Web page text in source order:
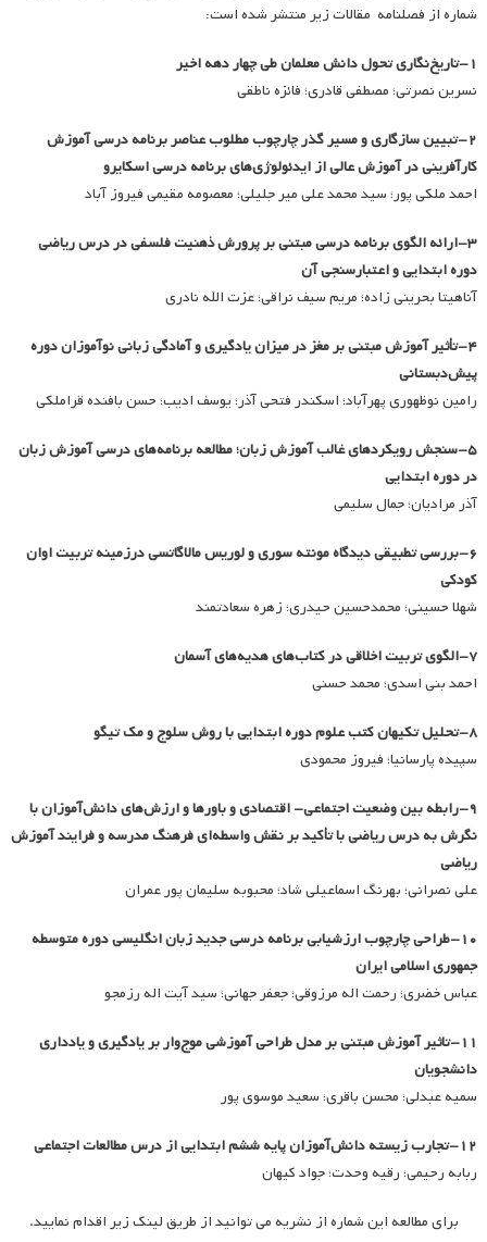
شماره از فصلنامه مقالات زیر منتشر شده است:
۱-تاریخ‌نگاری تحول دانش معلمان طی چهار دهه اخیر
نسرین نصرتی؛ مصطفی قادری؛ فائزه ناطقی
۲-تبیین سازگاری و مسیر گذر چارچوب مطلوب عناصر برنامه درسی آموزش
کارآفرینی در آموزش عالی از ایدئولوژی‌های برنامه درسی اسکایرو
احمد ملکی پور؛ سید محمد علی میر جلیلی؛ معصومه مقیمی فیروز آباد
۳-ارائه الگوی برنامه درسی مبتنی بر پرورش ذهنیت فلسفی در درس ریاضی
دوره ابتدایی و اعتبارسنجی آن
آناهیتا بحرینی زاده؛ مریم سیف نراقی؛ عزت الله نادری
۴-تأثیر آموزش مبتنی بر مغز در میزان یادگیری و آمادگی زبانی نوآموزان دوره
پیش‌دبستانی
رامین نوظهوری پهرآباد؛ اسکندر فتحی آذر؛ یوسف ادیب؛ حسن بافنده قراملکی
۵-سنجش رویکردهای غالب آموزش زبان؛ مطالعه برنامه‌های درسی آموزش زبان
در دوره ابتدایی
آذر مرادیان؛ جمال سلیمی
۶-بررسی تطبیقی دیدگاه مونته سوری و لوریس مالاگاتسی درزمینه تربیت اوان
کودکی
شهلا حسینی؛ محمدحسین حیدری؛ زهره سعادتمند
۷-الگوی تربیت اخلاقی در کتاب‌های هدیه‌های آسمان
احمد بنی اسدی؛ محمد حسنی
۸-تحلیل تکیهان کتب علوم دوره ابتدایی با روش سلوج و مک تیگو
سپیده پارسانیا؛ فیروز محمودی
۹-رابطه بین وضعیت اجتماعی- اقتصادی و باورها و ارزش‌های دانش‌آموزان با
نگرش به درس ریاضی با تأکید بر نقش واسطه‌ای فرهنگ مدرسه و فرایند آموزش
ریاضی
علی نصرانی؛ بهرنگ اسماعیلی شاد؛ محبوبه سلیمان پور عمران
۱۰-طراحی چارچوب ارزشیابی برنامه درسی جدید زبان انگلیسی دوره متوسطه
جمهوری اسلامی ایران
عباس خضری؛ رحمت اله مرزوقی؛ جعفر جهانی؛ سید آیت اله رزمجو
۱۱-تاثیر آموزش مبتنی بر مدل طراحی آموزشی موج‌وار بر یادگیری و یادداری
دانشجویان
سمیه عبدلی؛ محسن باقری؛ سعید موسوی پور
۱۲-تجارب زیسته دانش‌آموزان پایه ششم ابتدایی از درس مطالعات اجتماعی
ربابه رحیمی؛ رقیه وحدت؛ جواد کیهان
برای مطالعه این شماره از نشریه می توانید از طریق لینک زیر اقدام نمایید.